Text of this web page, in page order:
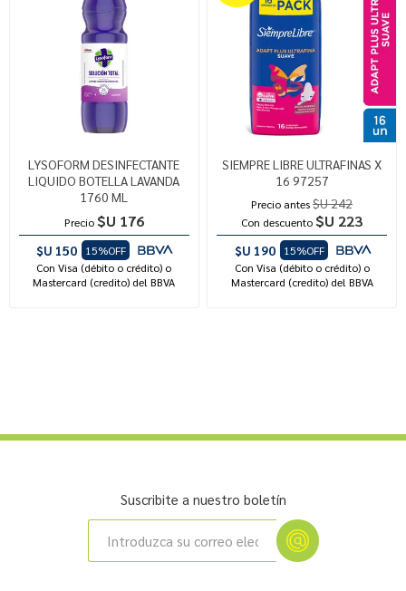
LYSOFORM DESINFECTANTE
LIQUIDO BOTELLA LAVANDA
1760 ML
Precio $U 176
$U 150
15%OFF
Con Visa (débito o crédito) o
Mastercard (credito) del BBVA
SIEMPRE LIBRE ULTRAFINAS X
16 97257
Precio antes$U 242
Con descuento $U 223
$U 190
15%OFF
Con Visa (débito o crédito) o
Mastercard (credito) del BBVA
Suscribite a nuestro boletín